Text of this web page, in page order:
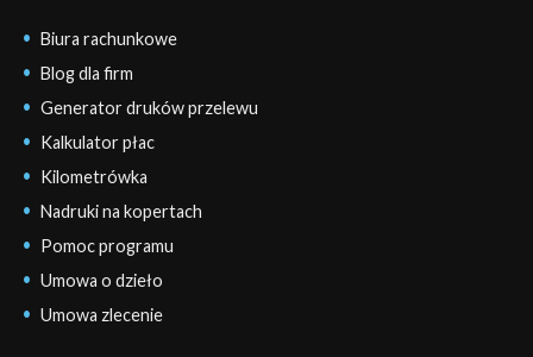
Biura rachunkowe
Blog dla firm
Generator druków przelewu
Kalkulator płac
Kilometrówka
Nadruki na kopertach
Pomoc programu
Umowa o dzieło
Umowa zlecenie